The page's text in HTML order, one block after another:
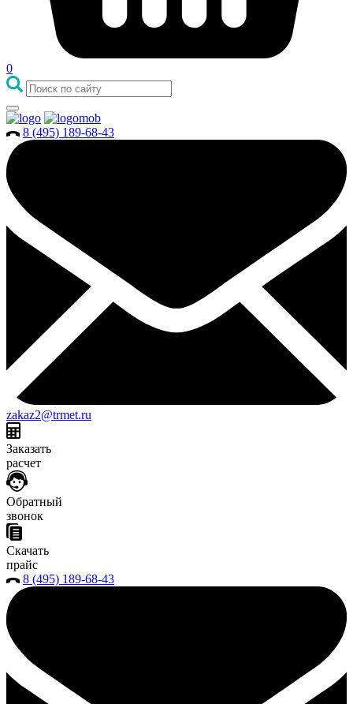
0
8 (495) 189-68-43
zakaz2@trmet.ru
Заказать
расчет
Обратный
звонок
Скачать
прайс
8 (495) 189-68-43